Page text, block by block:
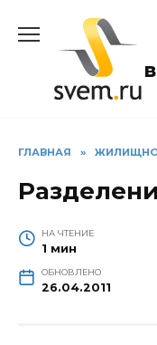
содержанию
ГЛАВНАЯ »
НА ЧТЕНИЕ
1 мин
ОБНОВЛЕНО
26.04.2011